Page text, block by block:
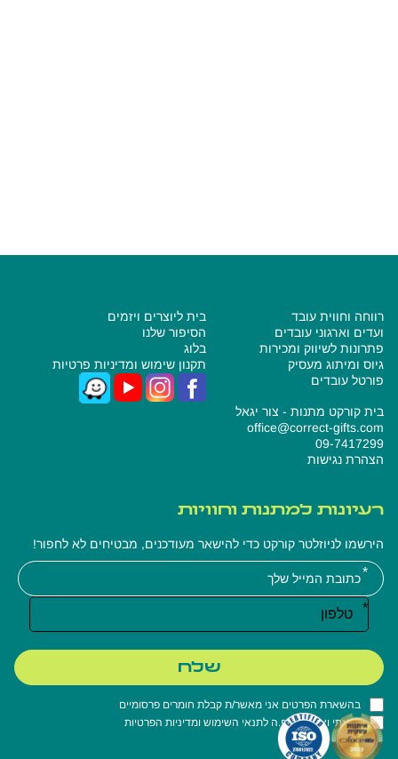
רעיונות למתנות וחוויות
הירשמו לניוזלטר קורקט כדי להישאר מעודכנים, מבטיחים לא לחפור!
אנא
מלאו
את
טופס
רעיונות
למתנות
וחוויותבהשארת הפרטים אני מאשר/ת קבלת חומרים פרסומיים
קראתי ואני מסכים.ה לתנאי השימוש ומדיניות הפרטיות
שלח
שלח
רווחה וחווית עובד
ועדים וארגוני עובדים
פתרונות לשיווק ומכירות
גיוס ומיתוג מעסיק
פורטל עובדים
בית ליוצרים ויזמים
הסיפור שלנו
בלוג
תקנון שימוש ומדיניות פרטיות
בית קורקט מתנות - צור יגאל
office@correct-gifts.com
09-7417299
הצהרת נגישות